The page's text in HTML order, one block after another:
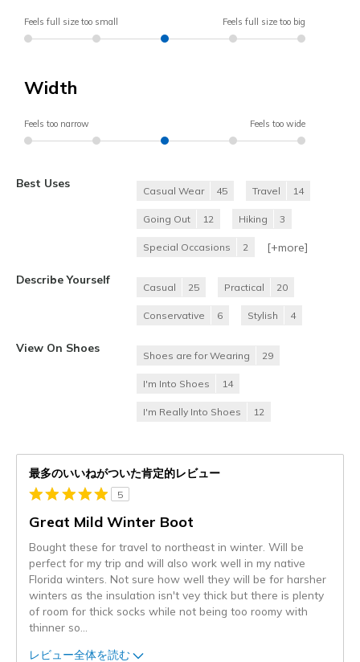
Feels full size too small Feels full size too big
Width
Feels too narrow Feels too wide
Best Uses
Casual Wear 45 Travel 14
Going Out 12 Hiking 3
Special Occasions 2 [+more]
Describe Yourself
Casual 25 Practical 20
Conservative 6 Stylish 4
View On Shoes
Shoes are for Wearing 29
I'm Into Shoes 14
I'm Really Into Shoes 12
最多のいいねがついた肯定的レビュー
5
Great Mild Winter Boot
Bought these for travel to northeast in winter. Will be
perfect for my trip and will also work well in my native
Florida winters. Not sure how well they will be for harsher
winters as the insulation isn't vey thick but there is plenty
of room for thick socks while not being too roomy with
thinner so
レビュー全体を読む